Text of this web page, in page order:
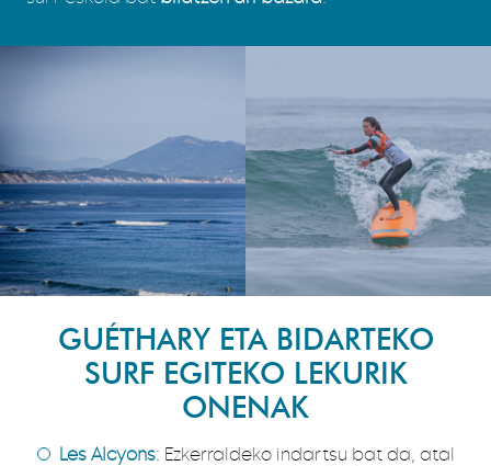
GUÉTHARY ETA BIDARTEKO
SURF EGITEKO LEKURIK
ONENAK
Les Alcyons: Ezkerraldeko indartsu bat da, atal